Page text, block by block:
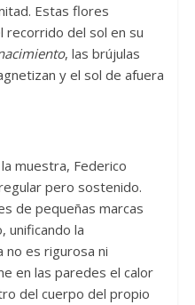
Estas flores
recorrido del sol en su
, las brújulas
y el sol de afuera
muestra, Federico
pero sostenido.
de pequeñas marcas
unificando la
no es rigurosa ni
en las paredes el calor
del cuerpo del propio